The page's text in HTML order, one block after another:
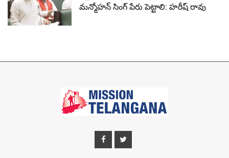
మన్మోహన్ సింగ్ పేరు పెట్టాలి: హరీష్ రావు